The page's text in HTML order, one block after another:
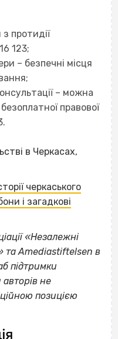
з протидії
123;
– безпечні місця
– можна
правової
в Черкасах,
черкаського
і загадкові
«Незалежні
та Amediastiftelsen в
підтримки
не
позицією